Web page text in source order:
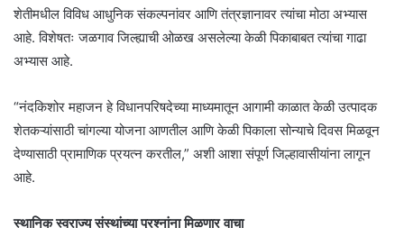
शेतीमधील विविध आधुनिक संकल्पनांवर आणि तंत्रज्ञानावर त्यांचा मोठा अभ्यास
आहे. विशेषतः जळगाव जिल्ह्याची ओळख असलेल्या केळी पिकाबाबत त्यांचा गाढा
अभ्यास आहे.
“नंदकिशोर महाजन हे विधानपरिषदेच्या माध्यमातून आगामी काळात केळी उत्पादक
शेतकऱ्यांसाठी चांगल्या योजना आणतील आणि केळी पिकाला सोन्याचे दिवस मिळवून
देण्यासाठी प्रामाणिक प्रयत्न करतील,” अशी आशा संपूर्ण जिल्हावासीयांना लागून
आहे.
स्थानिक स्वराज्य संस्थांच्या प्रश्नांना मिळणार वाचा